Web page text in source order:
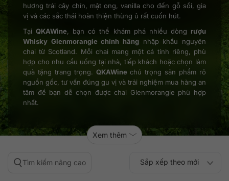
hương trái cây chín, mật ong, vanilla cho đến gỗ sồi, gia
vị và các sắc thái hoàn thiện thùng ủ rất cuốn hút.
TạiQKAWine, bạn có thể khám phá nhiều dòng rượu
Whisky Glenmorangie chính hãng nhập khẩu nguyên
chai từ Scotland. Mỗi chai mang một cá tính riêng, phù
hợp cho nhu cầu uống tại nhà, tiếp khách hoặc chọn làm
quà tặng trang trọng. QKAWine chú trọng sản phẩm rõ
nguồn gốc, tư vấn đúng gu vị và trải nghiệm mua hàng an
tâm để bạn dễ chọn được chai Glenmorangie phù hợp
nhất.
Xem thêm
Tìm kiếm nâng cao Sắp xếp theo
Sắp xếp theo mới